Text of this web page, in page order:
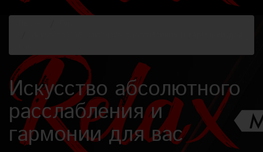
Искусство абсолютного
расслабления и
гармонии для вас